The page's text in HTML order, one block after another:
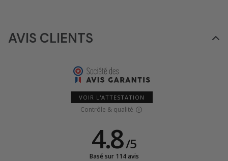
AVIS CLIENTS
VOIR L'ATTESTATION
Contrôle & qualité
4.8/5
Basé sur 114 avis